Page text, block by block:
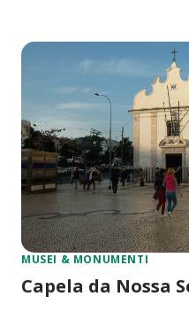
MUSEI & MONUMENTI
Capela da Nossa